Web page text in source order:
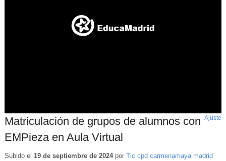
Matriculación de grupos de alumnos con
EMPieza en Aula Virtual
Ajuste
Subido el 19 de septiembre de 2024por Tic cpd carmenamaya madrid